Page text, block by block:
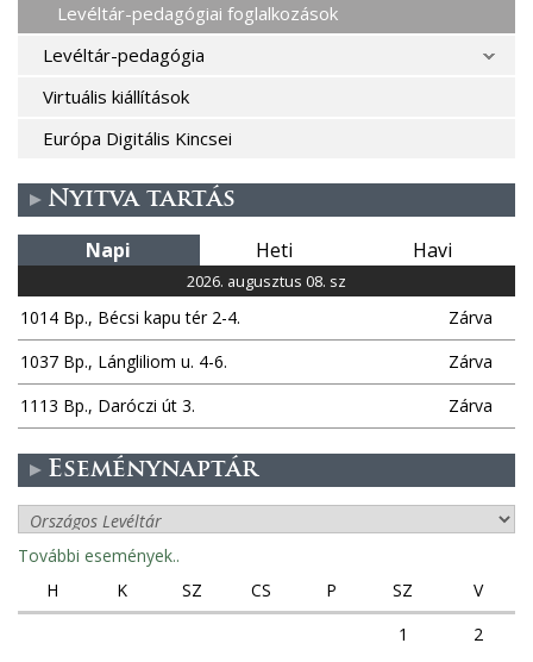
Levéltár-pedagógiai foglalkozások
Levéltár-pedagógia
Virtuális kiállítások
Európa Digitális Kincsei
Nyitva tartás
Napi Heti Havi
2026. augusztus 08. sz
1014 Bp., Bécsi kapu tér 2-4.
Zárva
1037 Bp., Lángliliom u. 4-6.
Zárva
1113 Bp., Daróczi út 3.
Zárva
Eseménynaptár
További események..
H
K SZ CS P SZ
V
1
2